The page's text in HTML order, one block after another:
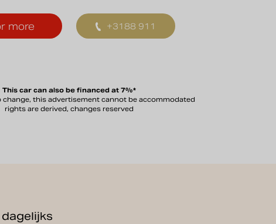
more +3188 911
This car can also be financed at 7%*
change, this advertisement cannot be accommodated
rights are derived, changes reserved